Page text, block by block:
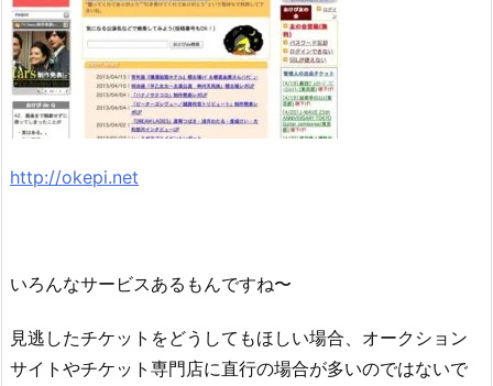
http://okepi.net
いろんなサービスあるもんですね〜
見逃したチケットをどうしてもほしい場合、オークション
サイトやチケット専門店に直行の場合が多いのではないで